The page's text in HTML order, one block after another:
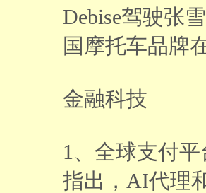
Debise驾驶张
国摩托车品牌
金融科技
1、全球支付平
指出，AI代理